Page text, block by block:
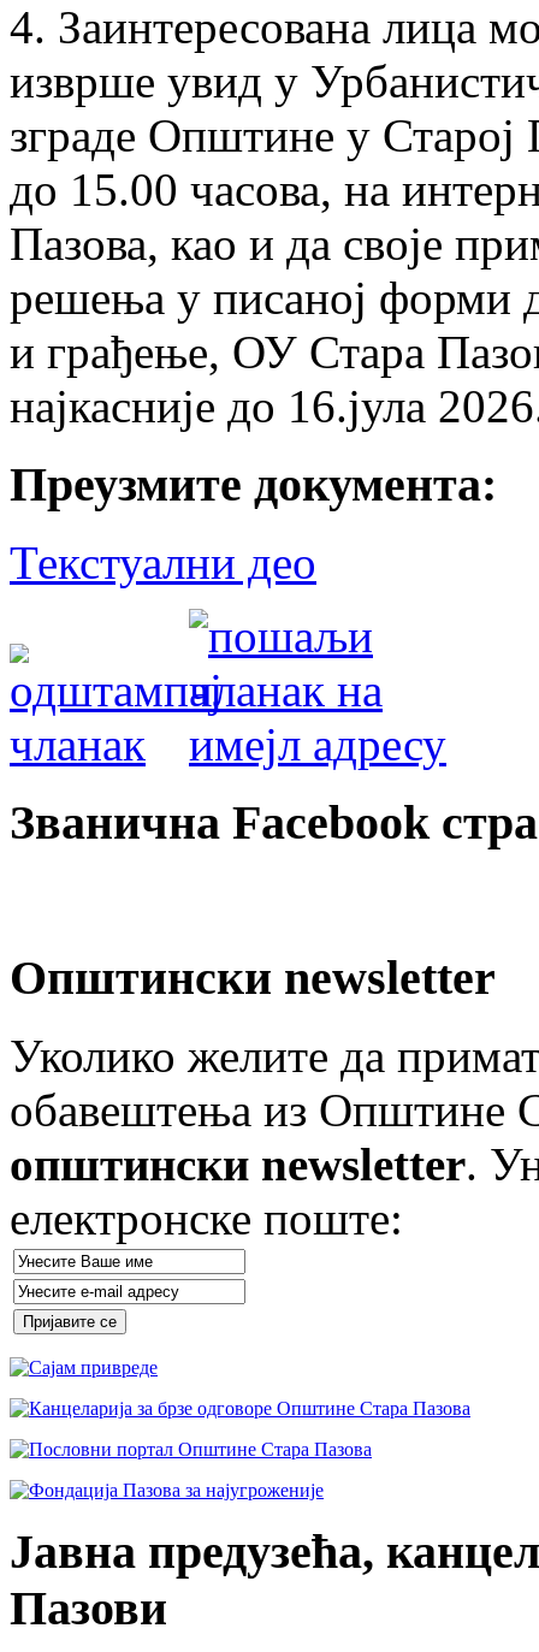
4. Заинтересована лица
изврше увид у
зграде Општине у
до 15.00 часова, на
Пазова, као и да своје
решења у писаној форми
и грађење, ОУ Стара
најкасније до 16.јула
Преузмите документа:
Текстуални део
Званична Facebook
Општински newsletter
Уколико желите да
обавештења из Општине
општински newsletter.
електронске поште:
Јавна предузећа,
Пазови